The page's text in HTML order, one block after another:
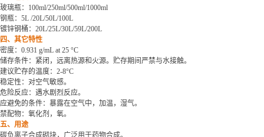
玻璃瓶： 100ml/250ml/500ml/1000ml
钢瓶： 5L /20L/50L/100L
镀锌钢桶： 20L/25L/30L/59L/200L
四、 其它特性
密度： 0.931 g/mL at 25 °C
储存条件：紧闭，远离热源和火源。贮存期间严禁与水接触。
建议贮存的温度： 2-8°C
稳定性：对空气敏感。
危险反应：遇水剧烈反应。
应避免的条件：暴露在空气中，加温，湿气。
禁配物：氧化剂，氧。
五、用途
碳负离子合成砌块，广泛用于药物合成。